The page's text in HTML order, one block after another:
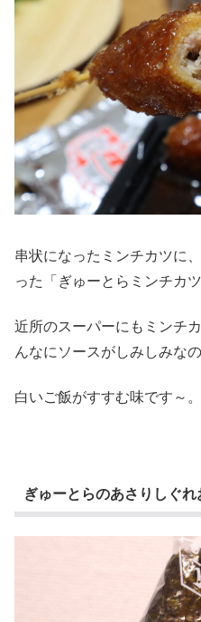
串状になったミンチカツに
った「ぎゅーとらミンチカツ
近所のスーパーにもミンチ
んなにソースがしみしみな
白いご飯がすすむ味です～。
ぎゅーとらのあさりしぐれ